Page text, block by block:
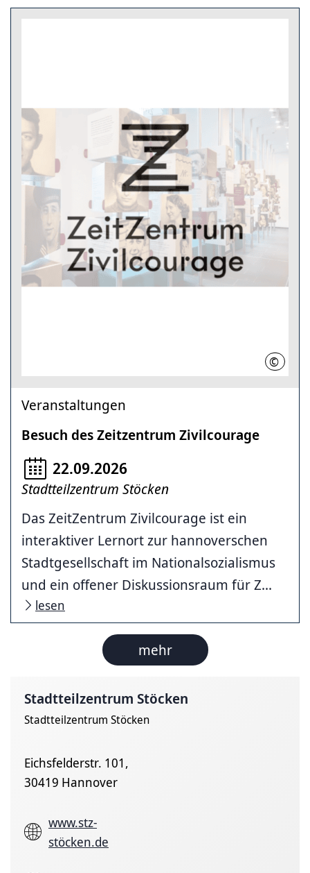
© LHH
Veranstaltungen
Besuch des Zeitzentrum Zivilcourage
22.09.2026
Stadtteilzentrum Stöcken
Das ZeitZentrum Zivilcourage ist ein
interaktiver Lernort zur hannoverschen
Stadtgesellschaft im Nationalsozialismus
und ein offener Diskussionsraum für Z...
lesen
mehr
Stadtteilzentrum Stöcken
Stadtteilzentrum Stöcken
Eichsfelderstr. 101,
30419 Hannover
www.stz-
stöcken.de